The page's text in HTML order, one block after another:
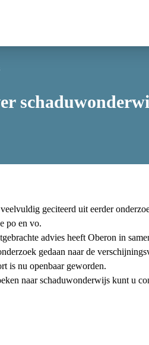
geciteerd uit eerder
po en vo.
advies heeft Oberon in
gedaan naar de
is nu openbaar geworden.
naar schaduwonderwijs kunt u